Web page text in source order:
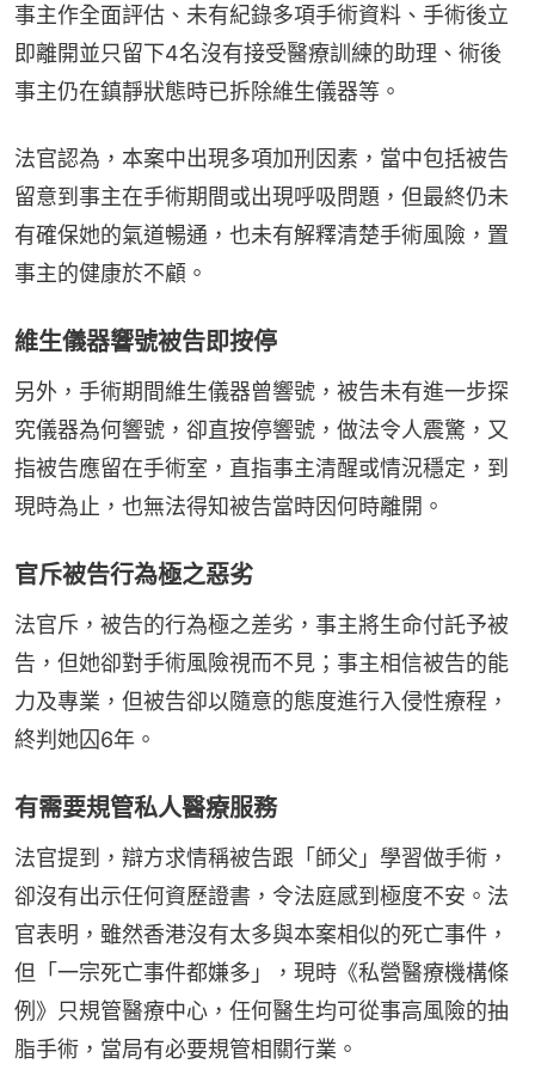
事主作全面評估、未有紀錄多項手術資料、手術後立
即離開並只留下4名沒有接受醫療訓練的助理、術後
事主仍在鎮靜狀態時已拆除維生儀器等。
法官認為，本案中出現多項加刑因素，當中包括被告
留意到事主在手術期間或出現呼吸問題，但最終仍未
有確保她的氣道暢通，也未有解釋清楚手術風險，置
事主的健康於不顧。
維生儀器響號被告即按停
另外，手術期間維生儀器曾響號，被告未有進一步探
究儀器為何響號，卻直按停響號，做法令人震驚，又
指被告應留在手術室，直指事主清醒或情況穩定，到
現時為止，也無法得知被告當時因何時離開。
官斥被告行為極之惡劣
法官斥，被告的行為極之差劣，事主將生命付託予被
告，但她卻對手術風險視而不見；事主相信被告的能
力及專業，但被告卻以隨意的態度進行入侵性療程，
終判她囚6年。
有需要規管私人醫療服務
法官提到，辯方求情稱被告跟「師父」學習做手術，
卻沒有出示任何資歷證書，令法庭感到極度不安。法
官表明，雖然香港沒有太多與本案相似的死亡事件，
但「一宗死亡事件都嫌多」，現時《私營醫療機構條
例》只規管醫療中心，任何醫生均可從事高風險的抽
脂手術，當局有必要規管相關行業。